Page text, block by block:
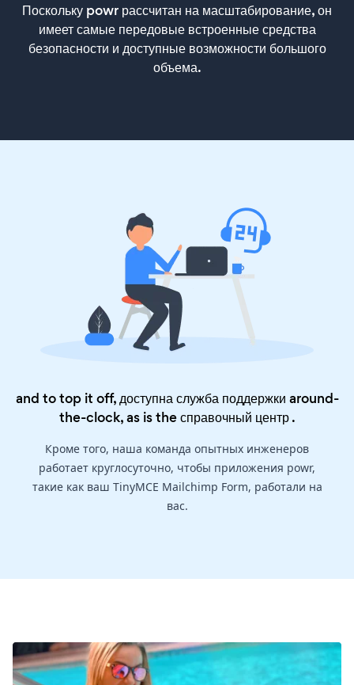
Поскольку powr рассчитан на масштабирование, он
имеет самые передовые встроенные средства
безопасности и доступные возможности большого
объема.
and to top it off, доступна служба поддержки around-
the-clock, as is theсправочный центр.
Кроме того, наша команда опытных инженеров
работает круглосуточно, чтобы приложения powr,
такие как ваш TinyMCE Mailchimp Form, работали на
вас.